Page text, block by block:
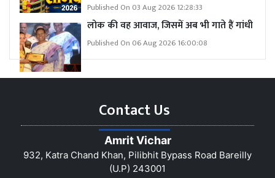
Published On 03 Aug 2026 12:28:33
लोक की वह आवाज, जिसमें अब भी गाते हैं गांधी
Published On 06 Aug 2026 16:00:08
Contact Us
Amrit Vichar
932, Katra Chand Khan, Pilibhit Bypass Road Bareilly
(U.P) 243001